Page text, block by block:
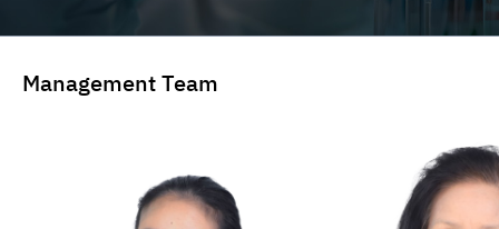
Management Team